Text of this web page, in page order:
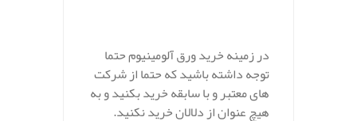
در زمینه خرید ورق آلومینیوم حتما
توجه داشته باشید که حتما از شرکت
های معتبر و با سابقه خرید بکنید و به
هیچ عنوان از دلالان خرید نکنید.